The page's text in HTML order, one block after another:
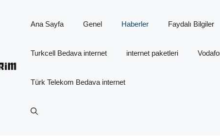
Ana Sayfa Genel Haberler Faydalı Bilgiler
Turkcell Bedava internet internet paketleri
Türk Telekom Bedava internet